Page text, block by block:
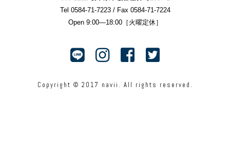
Tel 0584-71-7223 / Fax 0584-71-7224
Open 9:00—18:00［火曜定休］
Copyright © 2017 navii. All rights reserved.